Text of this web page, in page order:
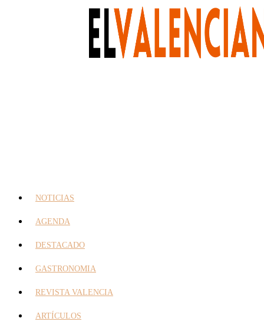
NOTICIAS
AGENDA
DESTACADO
GASTRONOMIA
REVISTA VALENCIA
ARTÍCULOS